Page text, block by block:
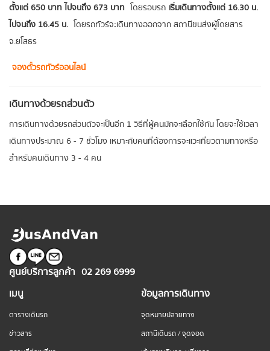
ตั้งแต่ 650 บาท ไปจนถึง 673 บาท โดยรอบรถ เริ่มเดินทางตั้งแต่ 16.30 น.
ไปจนถึง 16.45 น. โดยรถทัวร์จะเดินทางออกจาก สถานีขนส่งผู้โดยสาร
จ.ยโสธร
จองตั๋วรถทัวร์ออนไลน์
เดินทางด้วยรถส่วนตัว
การเดินทางด้วยรถส่วนตัวจะเป็นอีก 1 วิธีที่ผู้คนมักจะเลือกใช้กัน โดยจะใช้เวลา
เดินทางประมาณ 6 - 7 ชั่วโมง เหมาะกับคนที่ต้องการจะแวะเที่ยวตามทางหรือ
สำหรับคนเดินทาง 3 - 4 คน
ศูนย์บริการลูกค้า 02 269 6999
เมนู
ตารางเดินรถ
ข่าวสาร
ข้อมูลการเดินทาง
จุดหมายปลายทาง
สถานีเดินรถ / จุดจอด